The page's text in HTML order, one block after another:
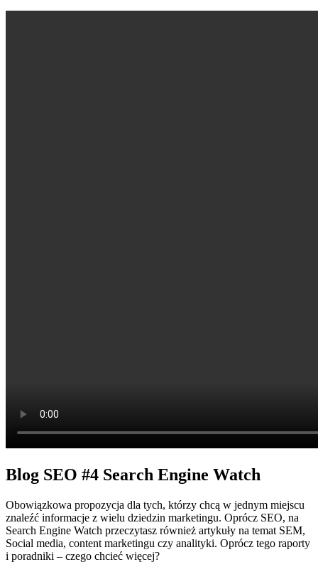
Blog SEO #4 Search Engine Watch
Obowiązkowa propozycja dla tych, którzy chcą w jednym miejscu
znaleźć informacje z wielu dziedzin marketingu. Oprócz SEO, na
Search Engine Watch przeczytasz również artykuły na temat SEM,
Social media, content marketingu czy analityki. Oprócz tego raporty
i poradniki – czego chcieć więcej?